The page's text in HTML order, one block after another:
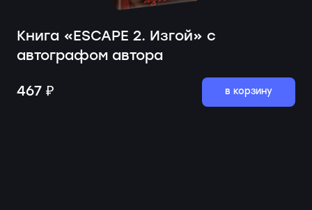
Книга «ESCAPE 2. Изгой» с
автографом автора
467 ₽
в корзину